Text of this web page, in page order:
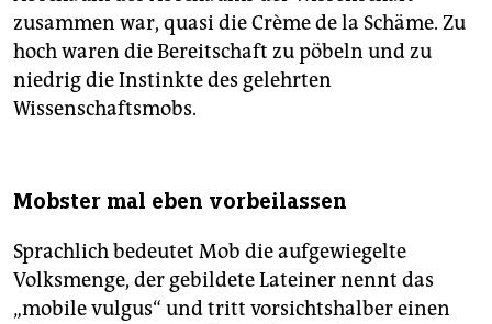
zusammen war, quasi die Crème de la Schäme. Zu
hoch waren die Bereitschaft zu pöbeln und zu
niedrig die Instinkte des gelehrten
Wissenschaftsmobs.
Mobster mal eben vorbeilassen
Sprachlich bedeutet Mob die aufgewiegelte
Volksmenge, der gebildete Lateiner nennt das
„mobile vulgus“ und tritt vorsichtshalber einen